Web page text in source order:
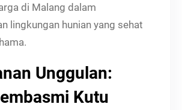
di Malang dalam
lingkungan hunian yang sehat
Unggulan:
Kutu